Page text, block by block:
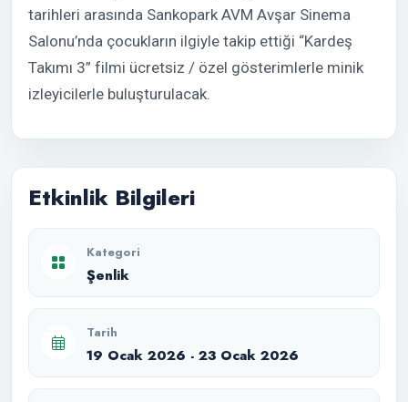
tarihleri arasında Sankopark AVM Avşar Sinema
Salonu’nda çocukların ilgiyle takip ettiği “Kardeş
Takımı 3” filmi ücretsiz / özel gösterimlerle minik
izleyicilerle buluşturulacak.
Etkinlik Bilgileri
Kategori
Şenlik
Tarih
19 Ocak 2026 - 23 Ocak 2026